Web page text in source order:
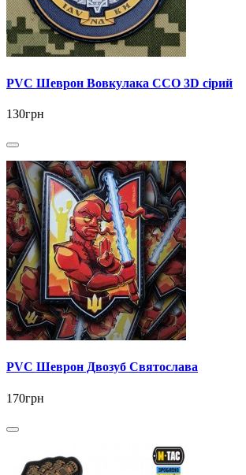
PVC Шеврон Вовкулака ССО 3D сірий
130грн
PVC Шеврон Двозуб Святослава
170грн